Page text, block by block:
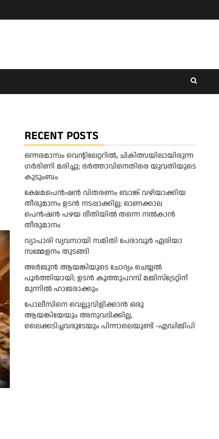
RECENT POSTS
ഒന്നരമാസം വെന്റിലേറ്ററിൽ, ചികിത്സയിലായിരുന്ന
ഗർഭിണി മരിച്ചു; ഭർത്താവിനെതിരെ യുവതിയുടെ
കുടുംബം
ക്ഷേമപെൻഷൻ വിതരണം ബാങ്ക് വഴിയാക്കിയ
തീരുമാനം ഉടൻ നടപ്പാക്കില്ല; ഓണക്കാല
പെൻഷൻ പഴയ രീതിയിൽ തന്നെ നൽകാൻ
തീരുമാനം
വ്യാപാരി വ്യവസായി സമിതി പേരാവൂർ ഏരിയാ
സമ്മേളനം തുടങ്ങി
അര്‍ജുന്‍ ആയങ്കിയുടെ ചോദ്യം ചെയ്യല്‍
പൂര്‍ത്തിയായി; ഉടന്‍ കൂത്തുപറമ്പ് മജിസ്ട്രേറ്റിന്
മുന്നില്‍ ഹാജരാക്കും
പോലീസിനെ വെല്ലുവിളിക്കാൻ ഒരു
ആയങ്കിയേയും അനുവദിക്കില്ല,
ലൈക്കടിച്ചവരുടേയും പിന്നാലെയുണ്ട് -എഡിജിപി